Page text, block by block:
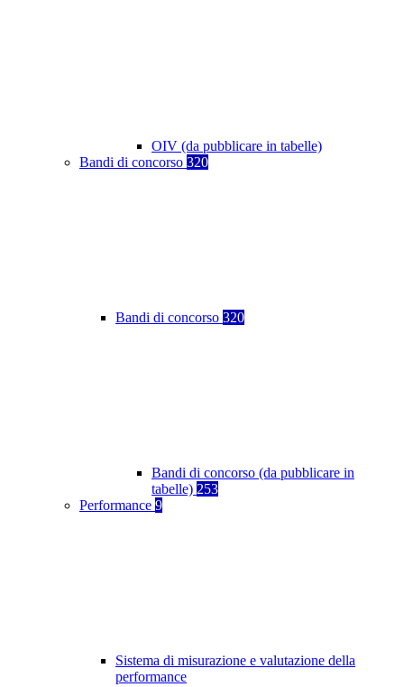
OIV (da pubblicare in tabelle)
Bandi di concorso 320
Bandi di concorso 320
Bandi di concorso (da pubblicare in
tabelle) 253
Performance 9
Sistema di misurazione e valutazione della
performance